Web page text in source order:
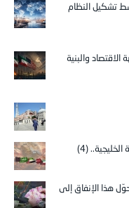
تشكيل النظام
والبنية
(4)
هذا الإنفاق إلى